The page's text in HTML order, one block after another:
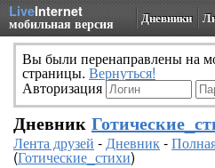
LiveInternet
мобильная версия Дневники
Вы были перенаправлены на
страницы. Вернуться!
Авторизация
Дневник
Лента друзей -Дневник-
(Готические_стихи)